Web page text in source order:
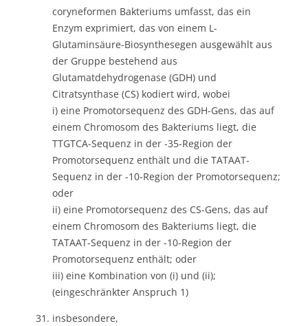
coryneformen Bakteriums umfasst, das ein
Enzym exprimiert, das von einem L-
Glutaminsäure-Biosynthesegen ausgewählt aus
der Gruppe bestehend aus
Glutamatdehydrogenase (GDH) und
Citratsynthase (CS) kodiert wird, wobei
i) eine Promotorsequenz des GDH-Gens, das auf
einem Chromosom des Bakteriums liegt, die
TTGTCA-Sequenz in der -35-Region der
Promotorsequenz enthält und die TATAAT-
Sequenz in der -10-Region der Promotorsequenz;
oder
ii) eine Promotorsequenz des CS-Gens, das auf
einem Chromosom des Bakteriums liegt, die
TATAAT-Sequenz in der -10-Region der
Promotorsequenz enthält; oder
iii) eine Kombination von (i) und (ii);
(eingeschränkter Anspruch 1)
insbesondere,